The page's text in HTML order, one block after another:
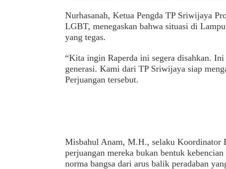
Nurhasanah, Ketua Pengda TP Sriwijaya
LGBT, menegaskan bahwa situasi di
yang tegas.
“Kita ingin Raperda ini segera disahkan.
generasi. Kami dari TP Sriwijaya siap
Perjuangan tersebut.
Misbahul Anam, M.H., selaku Koordinator
perjuangan mereka bukan bentuk
norma bangsa dari arus balik peradaban